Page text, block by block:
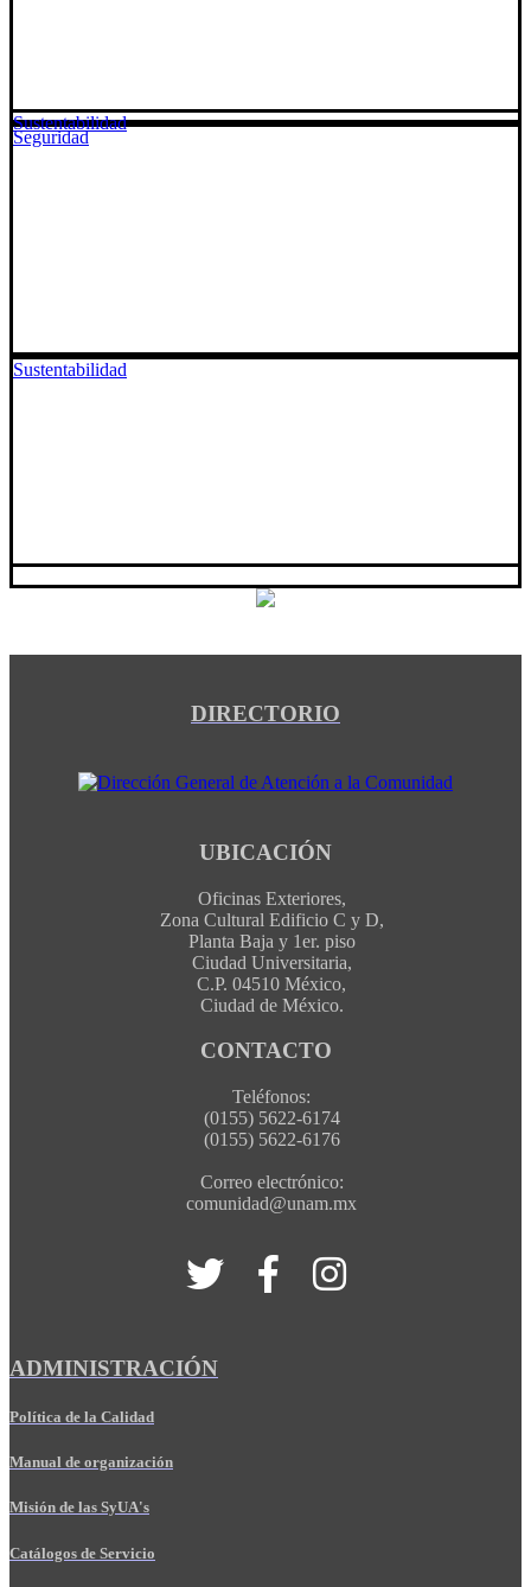
Seguridad
Sustentabilidad
Sustentabilidad
DIRECTORIO
UBICACIÓN
Oficinas Exteriores,
Zona Cultural Edificio C y D,
Planta Baja y 1er. piso
Ciudad Universitaria,
C.P. 04510 México,
Ciudad de México.
CONTACTO
Teléfonos:
(0155) 5622-6174
(0155) 5622-6176
Correo electrónico:
comunidad@unam.mx
ADMINISTRACIÓN
Política de la Calidad
Manual de organización
Misión de las SyUA's
Catálogos de Servicio